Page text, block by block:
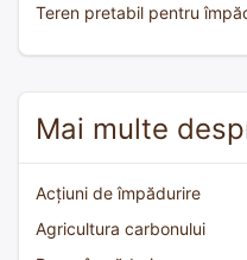
Teren pretabil pentru
Mai multe
Acțiuni de împădurire
Agricultura carbonului